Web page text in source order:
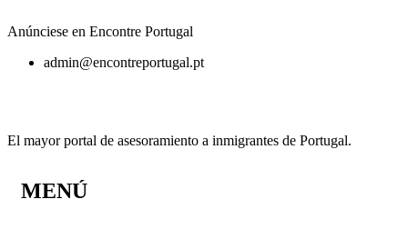
Anúnciese en Encontre Portugal
admin@encontreportugal.pt
El mayor portal de asesoramiento a inmigrantes de Portugal.
MENÚ